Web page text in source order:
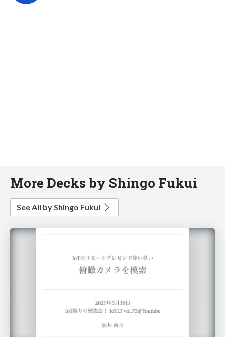
More Decks by Shingo Fukui
See All by Shingo Fukui